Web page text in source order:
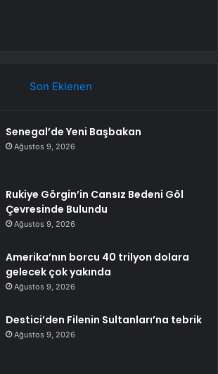
Son Eklenen
Senegal’de Yeni Başbakan
Ağustos 9, 2026
Rukiye Görgin’in Cansız Bedeni Göl
Çevresinde Bulundu
Ağustos 9, 2026
Amerika’nın borcu 40 trilyon dolara
gelecek çok yakında
Ağustos 9, 2026
Destici’den Filenin Sultanları’na tebrik
Ağustos 9, 2026